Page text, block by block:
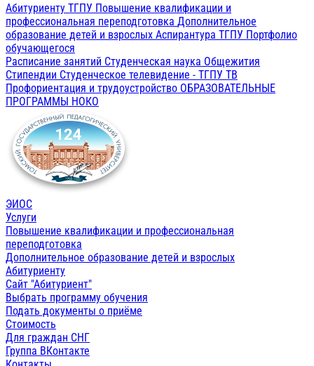
Абитуриенту ТГПУ Повышение квалификации и
профессиональная переподготовка Дополнительное
образование детей и взрослых Аспирантура ТГПУ Портфолио
обучающегося
Расписание занятий Студенческая наука Общежития
Стипендии Студенческое телевидение - ТГПУ ТВ
Профориентация и трудоустройство ОБРАЗОВАТЕЛЬНЫЕ
ПРОГРАММЫ НОКО
ЭИОС
Услуги
Повышение квалификации и профессиональная
переподготовка
Дополнительное образование детей и взрослых
Абитуриенту
Сайт "Абитуриент"
Выбрать программу обучения
Подать документы о приёме
Стоимость
Для граждан СНГ
Группа ВКонтакте